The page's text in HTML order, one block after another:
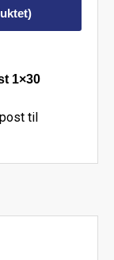
1×30
til